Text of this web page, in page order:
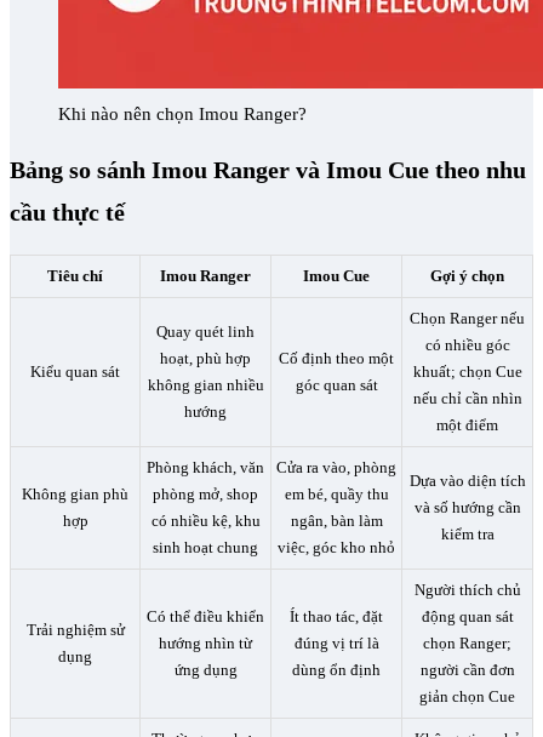
Khi nào nên chọn Imou Ranger?
Bảng so sánh Imou Ranger và Imou Cue theo nhu
cầu thực tế
Tiêu chí Imou Ranger Imou Cue Gợi ý chọn
Kiểu quan sát
Quay quét linh
hoạt, phù hợp
không gian nhiều
hướng
Cố định theo một
góc quan sát
Chọn Ranger nếu
có nhiều góc
khuất; chọn Cue
nếu chỉ cần nhìn
một điểm
Không gian phù
hợp
Phòng khách, văn
phòng mở, shop
có nhiều kệ, khu
sinh hoạt chung
Cửa ra vào, phòng
em bé, quầy thu
ngân, bàn làm
việc, góc kho nhỏ
Dựa vào diện tích
và số hướng cần
kiểm tra
Trải nghiệm sử
dụng
Có thể điều khiển
hướng nhìn từ
ứng dụng
Ít thao tác, đặt
đúng vị trí là
dùng ổn định
Người thích chủ
động quan sát
chọn Ranger;
người cần đơn
giản chọn Cue